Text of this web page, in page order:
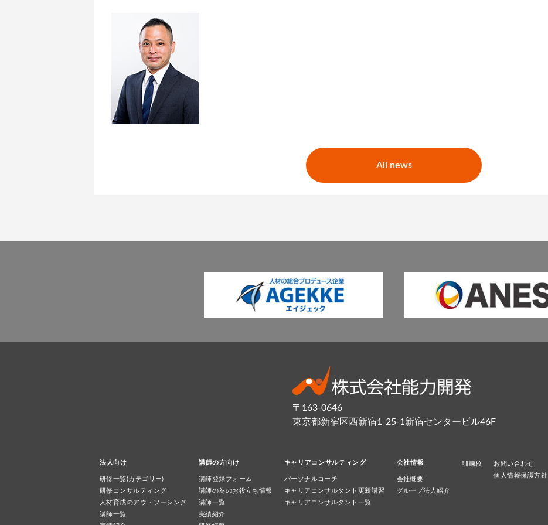
All news
〒163-0646
東京都新宿区西新宿1-25-1新宿センタービル46F
法人向け
研修一覧(カテゴリー)
研修コンサルティング
人材育成のアウトソーシング
講師一覧
講師の方向け
講師登録フォーム
講師の為のお役立ち情報
講師一覧
実績紹介
キャリアコンサルティング
パーソナルコーチ
キャリアコンサルタント更新講習
キャリアコンサルタント一覧
会社情報
会社概要
グループ法人紹介
訓練校
お問い合わせ
個人情報保護方針